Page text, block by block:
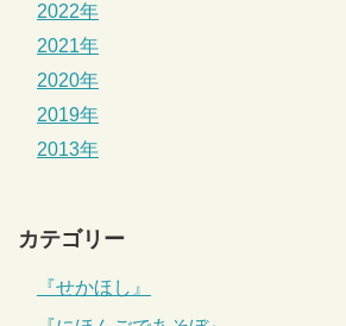
2022年
2021年
2020年
2019年
2013年
カテゴリー
『せかほし』